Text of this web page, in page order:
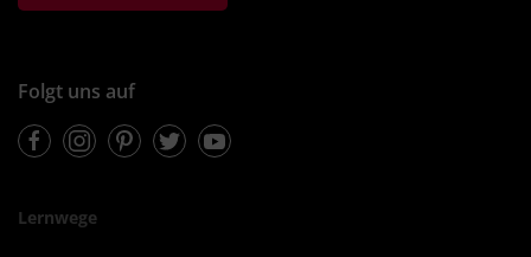
Folgt uns auf
FacebookInstagramPinterestTwitterYoutube
Lernwege